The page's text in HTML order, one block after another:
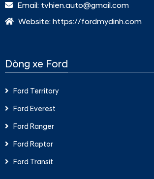
Email: tvhien.auto@gmail.com
Website: https://fordmydinh.com
Dòng xe Ford
Ford Territory
Ford Everest
Ford Ranger
Ford Raptor
Ford Transit